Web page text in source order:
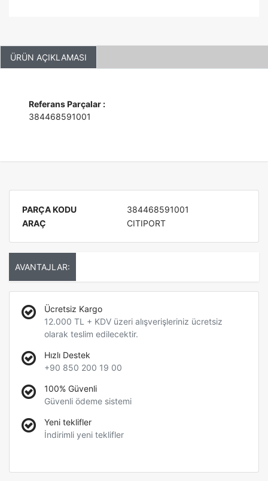
ÜRÜN AÇIKLAMASI
Referans Parçalar :
384468591001
PARÇA KODU
384468591001
ARAÇ
CITIPORT
AVANTAJLAR:
Ücretsiz Kargo
12.000 TL + KDV üzeri alışverişleriniz ücretsiz
olarak teslim edilecektir.
Hızlı Destek
+90 850 200 19 00
100% Güvenli
Güvenli ödeme sistemi
Yeni teklifler
İndirimli yeni teklifler